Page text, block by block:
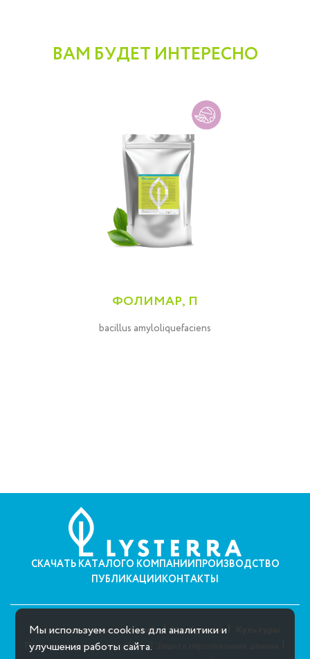
ВАМ БУДЕТ ИНТЕРЕСНО
ФОЛИМАР, П
bacillus amyloliquefaciens
СКАЧАТЬ КАТАЛОГО КОМПАНИИПРОИЗВОДСТВО
ПУБЛИКАЦИИКОНТАКТЫ
Средства защиты растений Удобрения
Правила пользования сайтом |
Мы используем cookies для аналитики и
улучшения работы сайта.